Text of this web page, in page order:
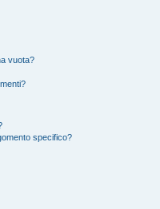
vuota?
specifico?